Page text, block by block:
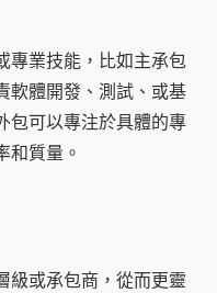
專業技能，比如主承包
軟體開發、測試、或基
包可以專注於具體的專
和質量。
級或承包商，從而更靈